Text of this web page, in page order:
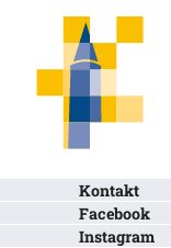
Kontakt
Facebook
Instagram